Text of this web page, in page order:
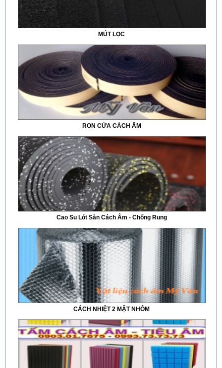
MÚT LỌC
RON CỬA CÁCH ÂM
Cao Su Lót Sàn Cách Âm - Chống Rung
CÁCH NHIỆT 2 MẶT NHÔM